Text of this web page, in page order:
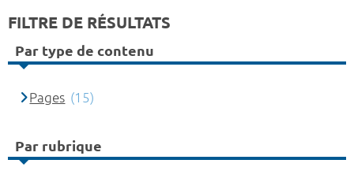
FILTRE DE RÉSULTATS
Par type de contenu
Pages (15)
Par rubrique